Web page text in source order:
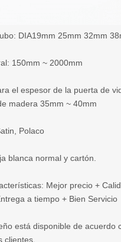
DIA19mm 25mm 32mm
150mm ~ 2000mm
el espesor de la puerta de
madera 35mm ~ 40mm
Polaco
blanca normal y cartón.
Mejor precio +
a tiempo + Bien Servicio
está disponible de acuerdo
clientes.